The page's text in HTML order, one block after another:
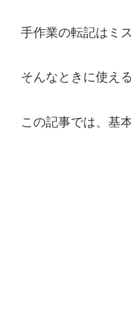
手作業の転記はミ
そんなときに使え
この記事では、基